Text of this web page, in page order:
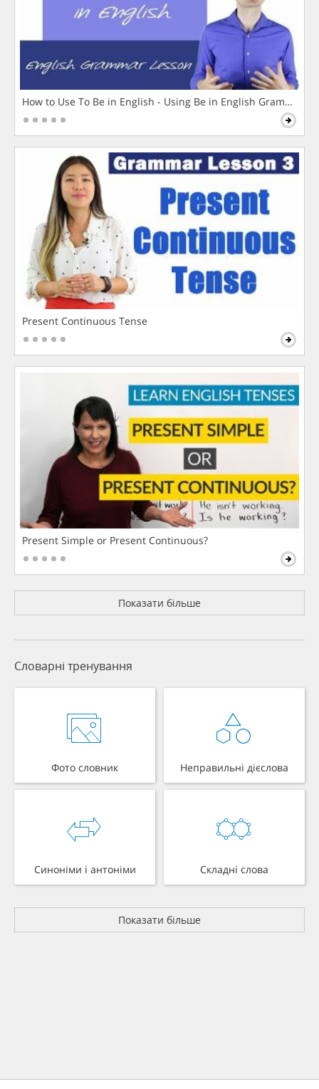
How to Use To Be in English - Using Be in English Grammar
Present Continuous Tense
Present Simple or Present Continuous?
Показати більше
Словарні тренування
Фото словник Неправильні дієслова
Синоніми і антоніми Складні слова
Показати більше